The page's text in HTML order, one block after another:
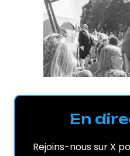
En
Rejoins-nous sur X